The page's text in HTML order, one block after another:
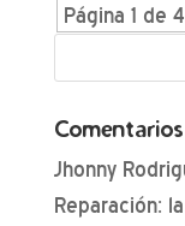
Página 1 de 4
Jhonny
Reparación: